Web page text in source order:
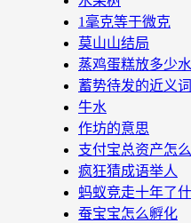
1毫克等于微克
莫山山结局
蒸鸡蛋糕放多少水
蓄势待发的近义词
牛水
作坊的意思
支付宝总资产怎
疯狂猜成语举人
蚂蚁竞走十年了
蚕宝宝怎么孵化